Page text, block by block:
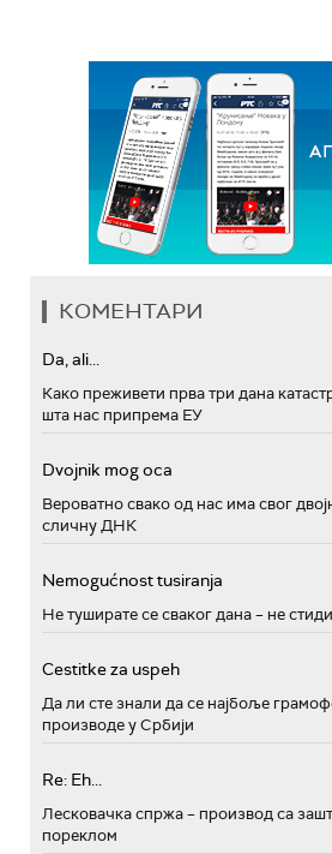
КОМЕНТАРИ
Da, ali...
Како преживети прва три дана
шта нас припрема ЕУ
Dvojnik mog oca
Вероватно свако од нас има свог
сличну ДНК
Nemogućnost tusiranja
Не туширате се сваког дана – не
Cestitke za uspeh
Да ли сте знали да се најбоље
производе у Србији
Re: Eh...
Лесковачка спржа – производ са
пореклом